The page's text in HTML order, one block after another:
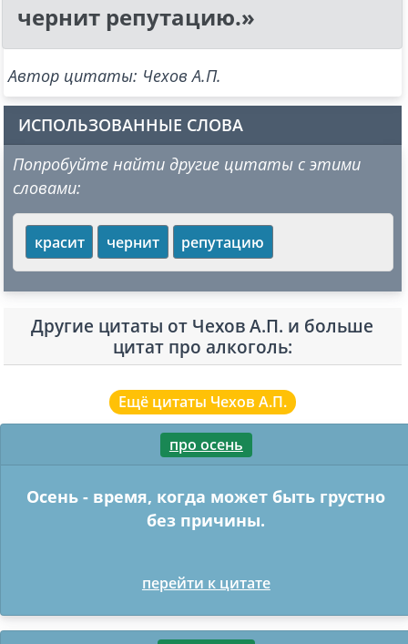
чернит репутацию.»
Автор цитаты: Чехов А.П.
ИСПОЛЬЗОВАННЫЕ СЛОВА
Попробуйте найти другие цитаты с этими
словами:
красит чернит репутацию
Другие цитаты от Чехов А.П. и больше
цитат про алкоголь:
Ещё цитаты Чехов А.П.
про осень
Осень - время, когда может быть грустно
без причины.
перейти к цитате